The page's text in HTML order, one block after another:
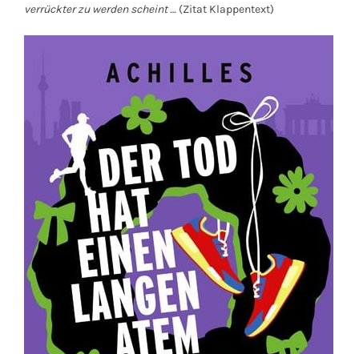
verrückter zu werden scheint … (Zitat Klappentext)